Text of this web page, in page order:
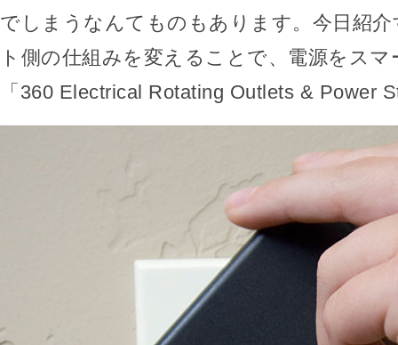
でしまうなんてものもあります。今日紹
ト側の仕組みを変えることで、電源をス
「360 Electrical Rotating Outlets & Power